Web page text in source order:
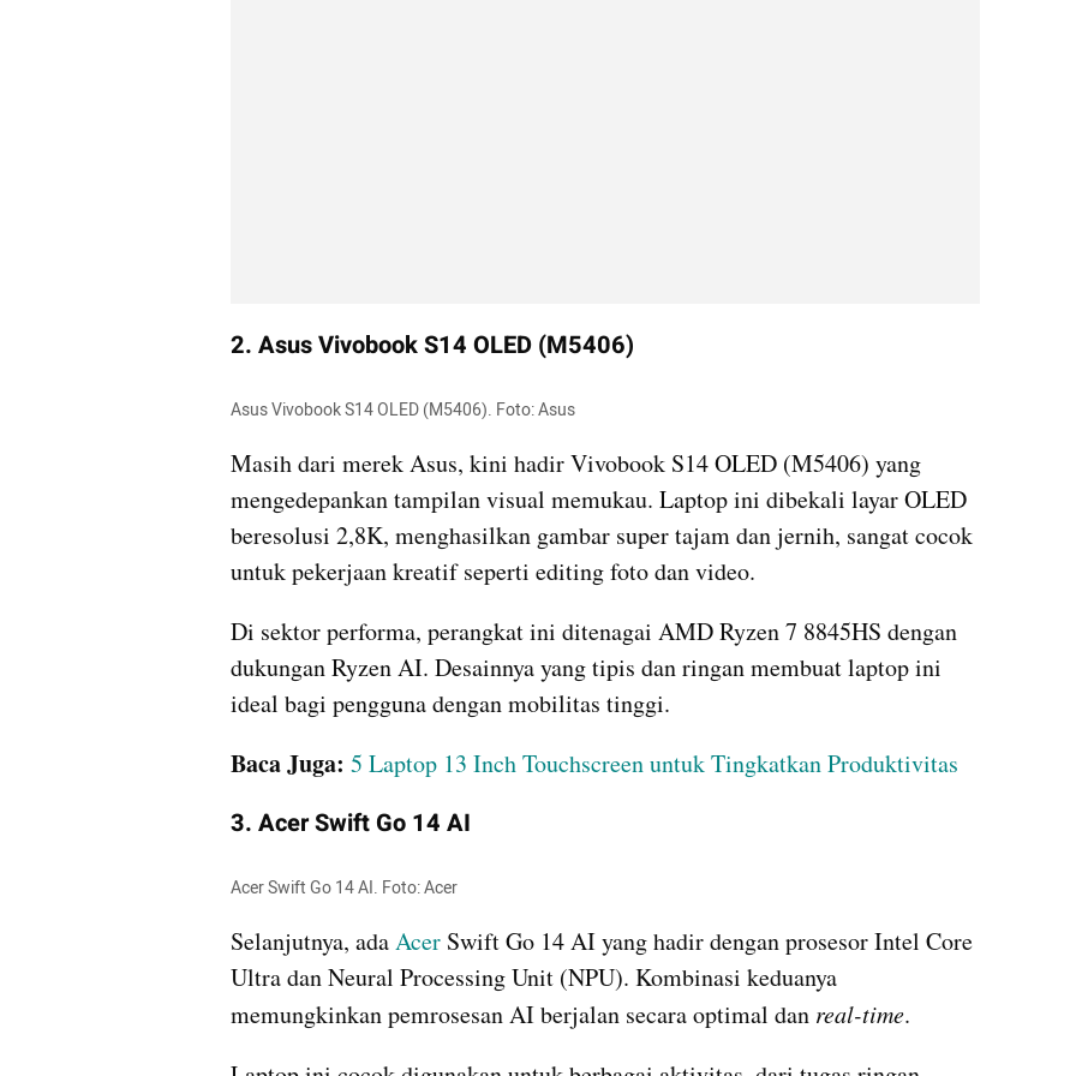
2. Asus Vivobook S14 OLED (M5406)
Asus Vivobook S14 OLED (M5406). Foto: Asus
Masih dari merek Asus, kini hadir Vivobook S14 OLED (M5406) yang
mengedepankan tampilan visual memukau. Laptop ini dibekali layar OLED
beresolusi 2,8K, menghasilkan gambar super tajam dan jernih, sangat cocok
untuk pekerjaan kreatif seperti editing foto dan video.
Di sektor performa, perangkat ini ditenagai AMD Ryzen 7 8845HS dengan
dukungan Ryzen AI. Desainnya yang tipis dan ringan membuat laptop ini
ideal bagi pengguna dengan mobilitas tinggi.
Baca Juga: 5 Laptop 13 Inch Touchscreen untuk Tingkatkan Produktivitas
3. Acer Swift Go 14 AI
Acer Swift Go 14 AI. Foto: Acer
Selanjutnya, ada Acer Swift Go 14 AI yang hadir dengan prosesor Intel Core
Ultra dan Neural Processing Unit (NPU). Kombinasi keduanya
memungkinkan pemrosesan AI berjalan secara optimal dan real-time.